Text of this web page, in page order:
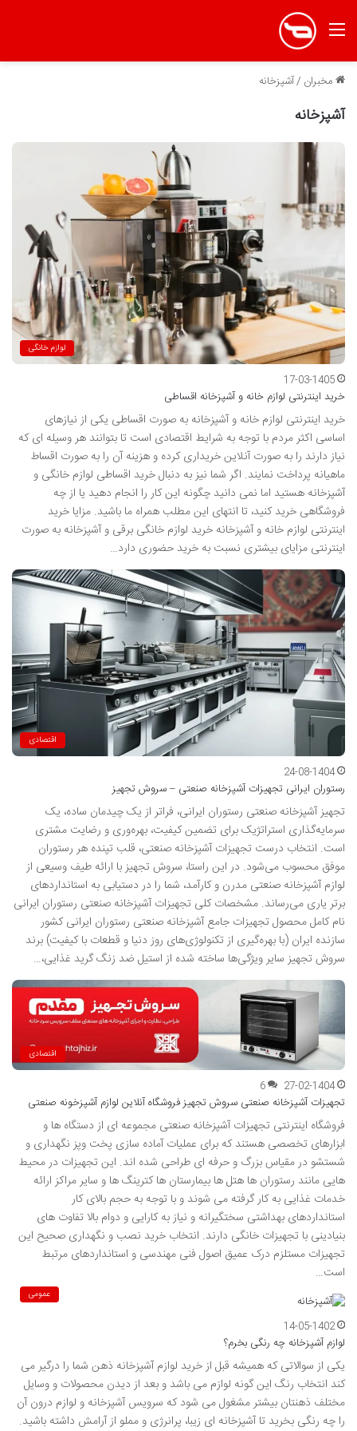
منو
مخبران /آشپزخانه
آشپزخانه
لوازم خانگی
17-03-1405
خرید اینترنتی لوازم خانه و آشپزخانه اقساطی
خرید اینترنتی لوازم خانه و آشپزخانه به صورت اقساطی یکی از نیازهای
اساسی اکثر مردم با توجه به شرایط اقتصادی است تا بتوانند هر وسیله ای که
نیاز دارند را به صورت آنلاین خریداری کرده و هزینه آن را به صورت اقساط
ماهیانه پرداخت نمایند. اگر شما نیز به دنبال خرید اقساطی لوازم خانگی و
آشپزخانه هستید اما نمی دانید چگونه این کار را انجام دهید یا از چه
فروشگاهی خرید کنید، تا انتهای این مطلب همراه ما باشید. مزایا خرید
اینترنتی لوازم خانه و آشپزخانه خرید لوازم خانگی برقی و آشپزخانه به صورت
اینترنتی مزایای بیشتری نسبت به خرید حضوری دارد…
اقتصادی
24-08-1404
رستوران ایرانی تجهیزات آشپزخانه صنعتی – سروش تجهیز
تجهیز آشپزخانه صنعتی رستوران ایرانی، فراتر از یک چیدمان ساده، یک
سرمایه‌گذاری استراتژیک برای تضمین کیفیت، بهره‌وری و رضایت مشتری
است. انتخاب درست تجهیزات آشپزخانه صنعتی، قلب تپنده هر رستوران
موفق محسوب می‌شود. در این راستا، سروش تجهیز با ارائه طیف وسیعی از
لوازم آشپزخانه صنعتی مدرن و کارآمد، شما را در دستیابی به استانداردهای
برتر یاری می‌رساند. مشخصات کلی تجهیزات آشپزخانه صنعتی رستوران ایرانی
نام کامل محصول تجهیزات جامع آشپزخانه صنعتی رستوران ایرانی کشور
سازنده ایران (با بهره‌گیری از تکنولوژی‌های روز دنیا و قطعات با کیفیت) برند
سروش تجهیز سایر ویژگی‌ها ساخته شده از استیل ضد زنگ گرید غذایی،…
اقتصادی
27-02-1404
6
تجهیزات آشپزخانه صنعتی سروش تجهیز فروشگاه آنلاین لوازم آشپزخونه صنعتی
فروشگاه اینترنتی تجهیزات آشپزخانه صنعتی مجموعه ای از دستگاه ها و
ابزارهای تخصصی هستند که برای عملیات آماده سازی پخت وپز نگهداری و
شستشو در مقیاس بزرگ و حرفه ای طراحی شده اند. این تجهیزات در محیط
هایی مانند رستوران ها هتل ها بیمارستان ها کترینگ ها و سایر مراکز ارائه
خدمات غذایی به کار گرفته می شوند و با توجه به حجم بالای کار
استانداردهای بهداشتی سختگیرانه و نیاز به کارایی و دوام بالا تفاوت های
بنیادینی با تجهیزات خانگی دارند. انتخاب خرید نصب و نگهداری صحیح این
تجهیزات مستلزم درک عمیق اصول فنی مهندسی و استانداردهای مرتبط
است…
عمومی
14-05-1402
لوازم آشپزخانه چه رنگی بخرم؟
یکی از سوالاتی که همیشه قبل از خرید لوازم آشپزخانه ذهن شما را درگیر می
کند انتخاب رنگ این گونه لوازم می باشد و بعد از دیدن محصولات و وسایل
مختلف ذهنتان بیشتر مشغول می شود که سرویس آشپزخانه و لوازم درون آن
را چه رنگی بخرید تا آشپزخانه ای زیبا، پرانرژی و مملو از آرامش داشته باشید.